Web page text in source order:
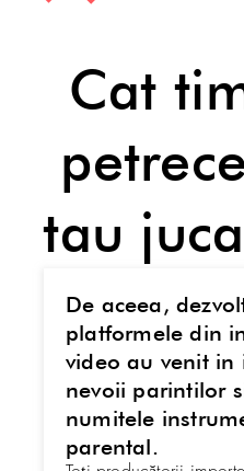
Cat
tau
De aceea,
platformele din
video au venit in
nevoii parintilor
numitele
parental.